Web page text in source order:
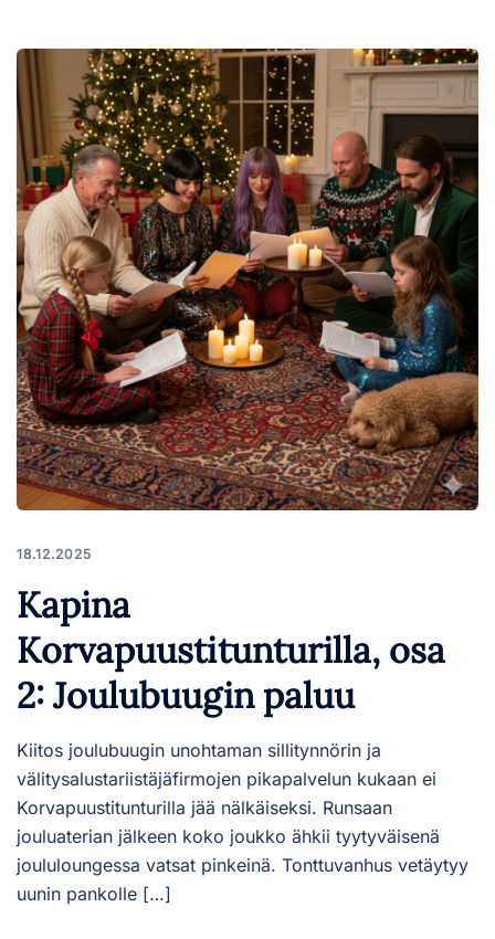
18.12.2025
Kapina
Korvapuustitunturilla, osa
2: Joulubuugin paluu
Kiitos joulubuugin unohtaman sillitynnörin ja
välitysalustariistäjäfirmojen pikapalvelun kukaan ei
Korvapuustitunturilla jää nälkäiseksi. Runsaan
jouluaterian jälkeen koko joukko ähkii tyytyväisenä
joululoungessa vatsat pinkeinä. Tonttuvanhus vetäytyy
uunin pankolle […]